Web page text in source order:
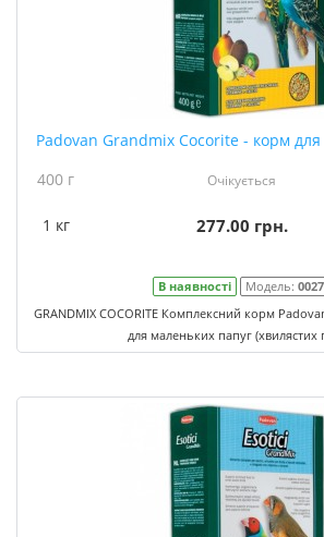
Padovan Grandmix Cocorite - корм
400 г
Очікується
1 кг 277.00 грн.
В наявності Модель:
GRANDMIX COCORITE Комплексний корм
для маленьких папуг (хвилястих